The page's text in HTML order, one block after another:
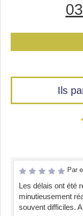
Ils
Par
Les délais ont été
minutieusement
souvent difficiles.